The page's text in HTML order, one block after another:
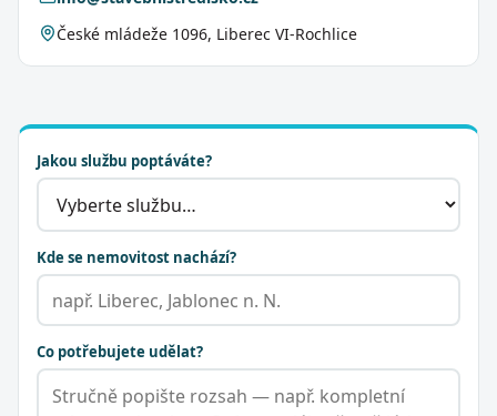
České mládeže 1096, Liberec VI-Rochlice
Jakou službu poptáváte?
Kde se nemovitost nachází?
Co potřebujete udělat?